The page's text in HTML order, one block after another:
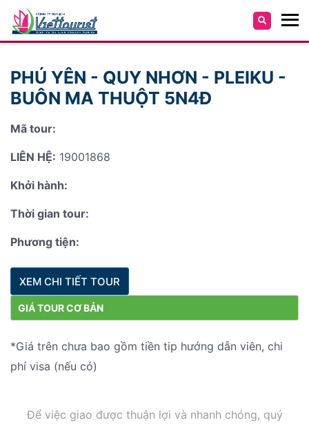
PHÚ YÊN - QUY NHƠN - PLEIKU -
BUÔN MA THUỘT 5N4Đ
Mã tour:
LIÊN HỆ: 19001868
Khởi hành:
Thời gian tour:
Phương tiện:
XEM CHI TIẾT TOUR
GIÁ TOUR CƠ BẢN
*Giá trên chưa bao gồm tiền tip hướng dẫn viên, chi
phí visa (nếu có)
Để việc giao được thuận lợi và nhanh chóng, quý